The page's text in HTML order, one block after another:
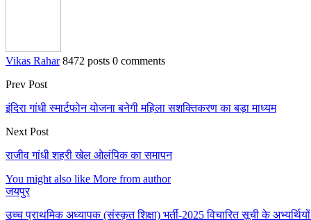
Vikas Rahar 8472 posts 0 comments
Prev Post
इंदिरा गांधी स्मार्टफोन योजना बनेगी महिला सशक्तिकरण का बड़ा माध्यम
Next Post
राजीव गांधी शहरी खेल ओलंपिक का समापन
You might also like More from author
जयपुर
उच्च प्राथमिक अध्यापक (संस्कृत शिक्षा) भर्ती-2025 विचारित सूची के